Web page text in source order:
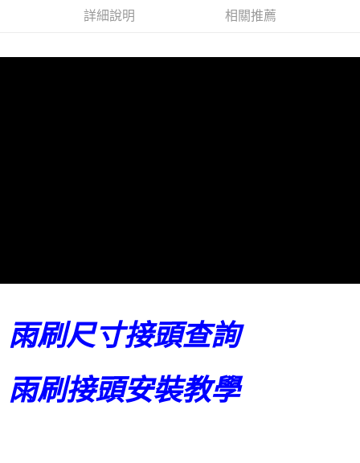
３．安心：先確認商品／服務後，再付款。
２．關於個人資料處理事宜，請瀏覽以下網址：
「AFTEE先享後付」，若未經同意申辦者引起之損失，本公司不負相關責
任。
請求用戶進行身份認證。
５．嚴禁一人註冊多個帳號或使用他人資訊註冊。若發現惡意使用之情形，
宅配寄送，滿490免運費(運費$70)
詳細說明 相關推薦
雨刷尺寸接頭查詢
雨刷接頭安裝教學